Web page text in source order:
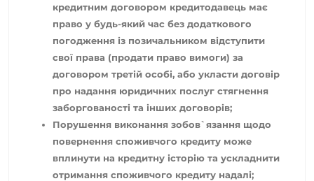
кредитним договором кредитодавець має
право у будь-який час без додаткового
погодження із позичальником відступити
свої права (продати право вимоги) за
договором третій особі, або укласти договір
про надання юридичних послуг стягнення
заборгованості та інших договорів;
Порушення виконання зобов`язання щодо
повернення споживчого кредиту може
вплинути на кредитну історію та ускладнити
отримання споживчого кредиту надалі;